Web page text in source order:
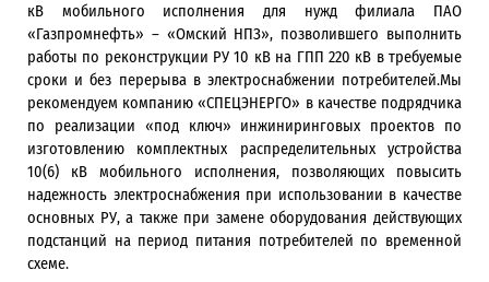
кВ мобильного исполнения для нужд филиала ПАО
«Газпромнефть» – «Омский НПЗ», позволившего выполнить
работы по реконструкции РУ 10 кВ на ГПП 220 кВ в требуемые
сроки и без перерыва в электроснабжении потребителей.Мы
рекомендуем компанию «СПЕЦЭНЕРГО» в качестве подрядчика
по реализации «под ключ» инжиниринговых проектов по
изготовлению комплектных распределительных устройства
10(6) кВ мобильного исполнения, позволяющих повысить
надежность электроснабжения при использовании в качестве
основных РУ, а также при замене оборудования действующих
подстанций на период питания потребителей по временной
схеме.